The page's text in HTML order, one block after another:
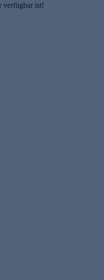
verfügbar ist!